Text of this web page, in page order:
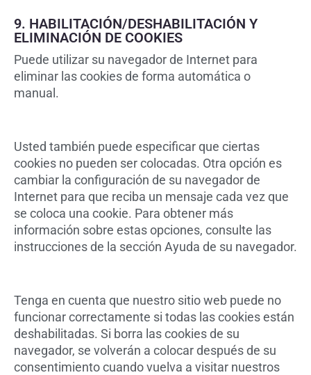
9. HABILITACIÓN/DESHABILITACIÓN Y
ELIMINACIÓN DE COOKIES
Puede utilizar su navegador de Internet para
eliminar las cookies de forma automática o
manual.
Usted también puede especificar que ciertas
cookies no pueden ser colocadas. Otra opción es
cambiar la configuración de su navegador de
Internet para que reciba un mensaje cada vez que
se coloca una cookie. Para obtener más
información sobre estas opciones, consulte las
instrucciones de la sección Ayuda de su navegador.
Tenga en cuenta que nuestro sitio web puede no
funcionar correctamente si todas las cookies están
deshabilitadas. Si borra las cookies de su
navegador, se volverán a colocar después de su
consentimiento cuando vuelva a visitar nuestros